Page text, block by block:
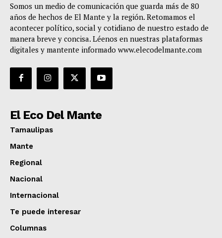
Somos un medio de comunicación que guarda más de 80
años de hechos de El Mante y la región. Retomamos el
acontecer político, social y cotidiano de nuestro estado de
manera breve y concisa. Léenos en nuestras plataformas
digitales y mantente informado www.elecodelmante.com
El Eco Del Mante
Tamaulipas
Mante
Regional
Nacional
Internacional
Te puede interesar
Columnas